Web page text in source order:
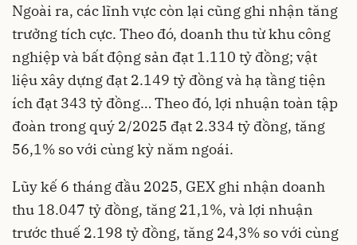
Ngoài ra, các lĩnh vực còn lại cũng ghi nhận tăng
trưởng tích cực. Theo đó, doanh thu từ khu công
nghiệp và bất động sản đạt 1.110 tỷ đồng; vật
liệu xây dựng đạt 2.149 tỷ đồng và hạ tầng tiện
ích đạt 343 tỷ đồng… Theo đó, lợi nhuận toàn tập
đoàn trong quý 2/2025 đạt 2.334 tỷ đồng, tăng
56,1% so với cùng kỳ năm ngoái.
Lũy kế 6 tháng đầu 2025, GEX ghi nhận doanh
thu 18.047 tỷ đồng, tăng 21,1%, và lợi nhuận
trước thuế 2.198 tỷ đồng, tăng 24,3% so với cùng